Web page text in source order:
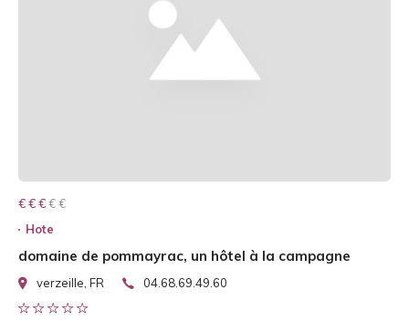
€ € € € €
€ € €
Hote
domaine de pommayrac, un hôtel à la campagne
verzeille, FR 04.68.69.49.60